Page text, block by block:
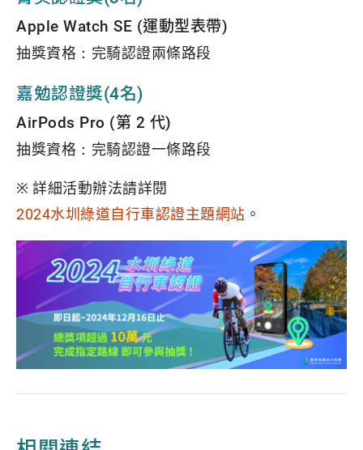
Apple Watch SE (運動型表帶)
抽獎資格：完騎認證兩條路段
嘉勉認證獎(4名)
AirPods Pro (第 2 代)
抽獎資格：完騎認證一條路段
※ 詳細活動辦法請詳閱
2024水圳綠道自行車認證主題網站 。